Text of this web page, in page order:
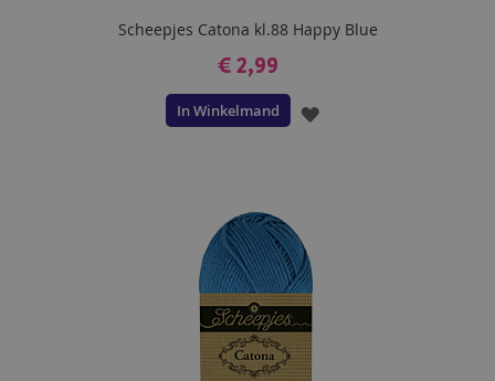
Scheepjes Catona kl.88 Happy Blue
€ 2,99
In Winkelmand
VOEG